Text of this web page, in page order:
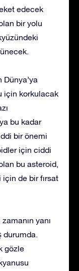
edecek
bir yolu
Dünya’ya
için korkulacak
bu kadar
bir önemi
için ciddi
bu asteroid,
de bir fırsat
yanı
durumda.
gözle